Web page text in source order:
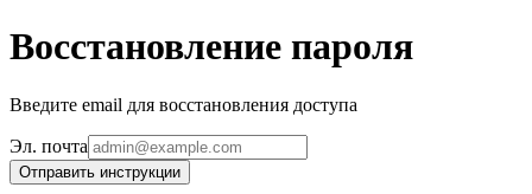
Восстановление пароля
Введите email для восстановления доступа
Эл. почта
Отправить инструкции